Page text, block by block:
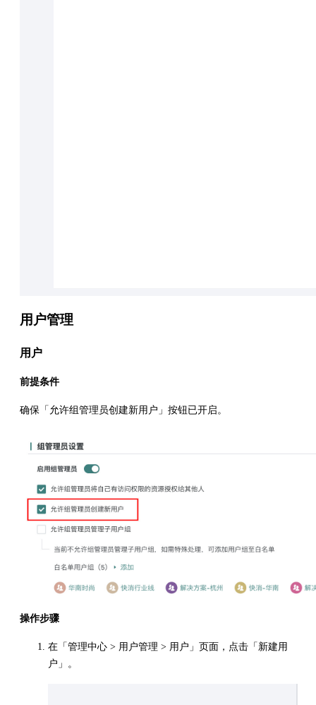
用户管理
用户
前提条件
确保「允许组管理员创建新用户」按钮已开启。
操作步骤
在「管理中心 > 用户管理 > 用户」页面，点击「新建用
户」。